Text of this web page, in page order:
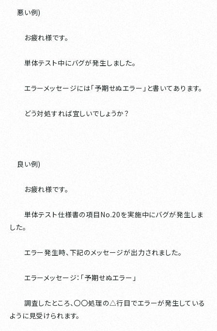
悪い例)
お疲れ様です。
単体テスト中にバグが発生しました。
エラーメッセージには「予期せぬエラー」と書いてあります。
どう対処すれば宜しいでしょうか？
良い例)
お疲れ様です。
単体テスト仕様書の項目No.20を実施中にバグが発生しま
した。
エラー発生時、下記のメッセージが出力されました。
エラーメッセージ：「予期せぬエラー」
調査したところ、〇〇処理の△行目でエラーが発生している
ように見受けられます。